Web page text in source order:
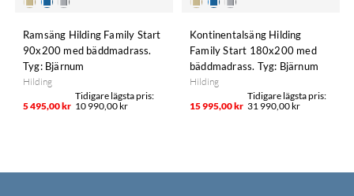
Ramsäng Hilding Family Start
90x200 med bäddmadrass.
Tyg: Bjärnum
Hilding
5 495,00 kr 10 990,00 kr
Kontinentalsäng Hilding
Family Start 180x200 med
bäddmadrass. Tyg: Bjärnum
Hilding
15 995,00 kr 31 990,00 kr